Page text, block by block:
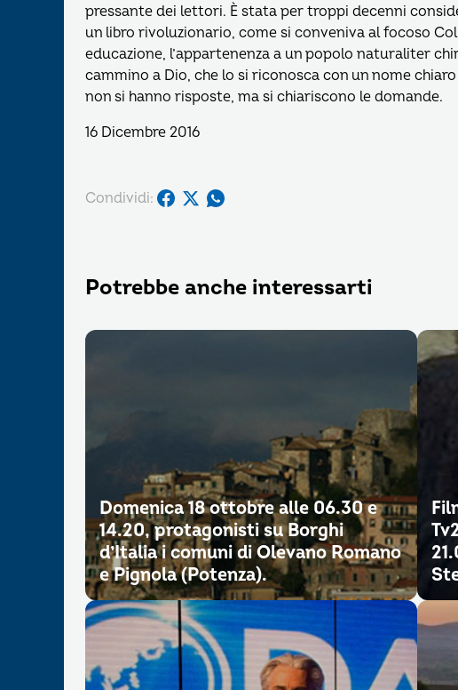
pressante dei lettori. È stata per troppi decenni
un libro rivoluzionario, come si conveniva al focoso
educazione, l’appartenenza a un popolo naturaliter
cammino a Dio, che lo si riconosca con un nome
non si hanno risposte, ma si chiariscono le domande.
16 Dicembre 2016
Condividi:
Potrebbe anche interessarti
Domenica 18 ottobre alle 06.30 e
14.20, protagonisti su Borghi
d’Italia i comuni di Olevano Romano
e Pignola (Potenza).